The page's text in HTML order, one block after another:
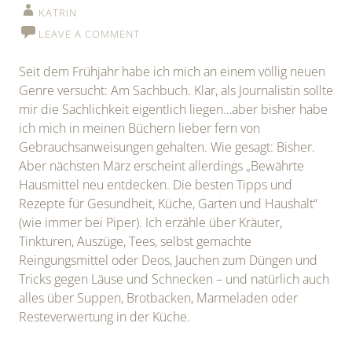
KATRIN
LEAVE A COMMENT
Seit dem Frühjahr habe ich mich an einem völlig neuen
Genre versucht: Am Sachbuch. Klar, als Journalistin sollte
mir die Sachlichkeit eigentlich liegen…aber bisher habe
ich mich in meinen Büchern lieber fern von
Gebrauchsanweisungen gehalten. Wie gesagt: Bisher.
Aber nächsten März erscheint allerdings „Bewährte
Hausmittel neu entdecken. Die besten Tipps und
Rezepte für Gesundheit, Küche, Garten und Haushalt“
(wie immer bei Piper). Ich erzähle über Kräuter,
Tinkturen, Auszüge, Tees, selbst gemachte
Reingungsmittel oder Deos, Jauchen zum Düngen und
Tricks gegen Läuse und Schnecken – und natürlich auch
alles über Suppen, Brotbacken, Marmeladen oder
Resteverwertung in der Küche.